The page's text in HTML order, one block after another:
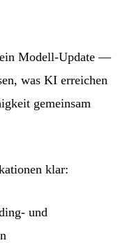
ein Modell-Update —
was KI erreichen
gemeinsam
klar:
und